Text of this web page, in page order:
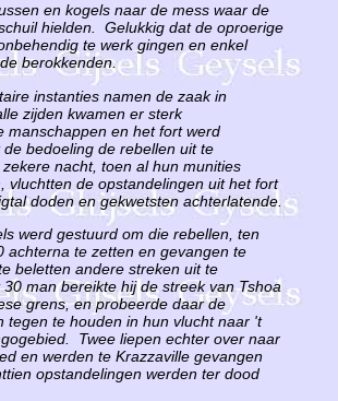
en kogels naar de mess waar de
hielden. Gelukkig dat de oproerige
te werk gingen en enkel
berokkenden.
instanties namen de zaak in
zijden kwamen er sterk
manschappen en het fort werd
bedoeling de rebellen uit te
nacht, toen al hun munities
vluchtten de opstandelingen uit het fort
doden en gekwetsten achterlatende.
werd gestuurd om die rebellen, ten
achterna te zetten en gevangen te
beletten andere streken uit te
man bereikte hij de streek van Tshoa
grens, en probeerde daar de
tegen te houden in hun vlucht naar 't
Twee liepen echter over naar
en werden te Krazzaville gevangen
opstandelingen werden ter dood